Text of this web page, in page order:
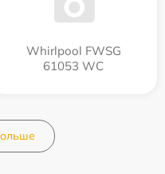
Whirlpool FWSG
61053 WC